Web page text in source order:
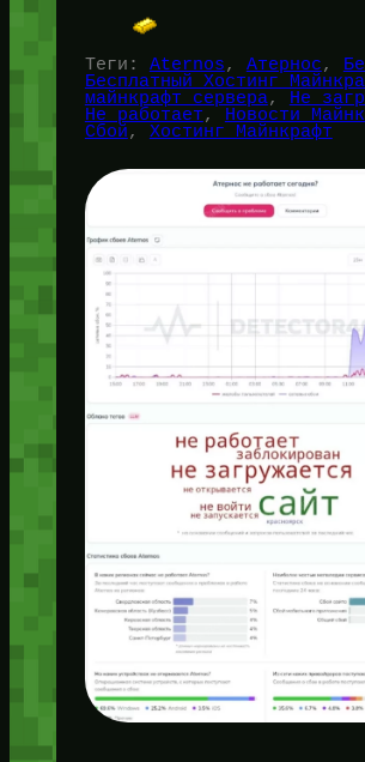
Теги: Aternos, Атернос,
Бесплатный Хостинг
майнкрафт сервера, Не
Не работает, Новости
Сбой, Хостинг Майнкрафт